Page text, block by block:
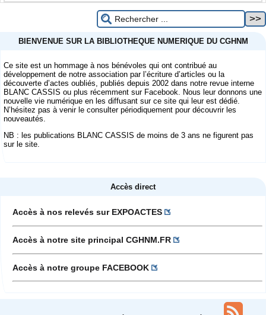
BIENVENUE SUR LA BIBLIOTHEQUE NUMERIQUE DU CGHNM
Ce site est un hommage à nos bénévoles qui ont contribué au
développement de notre association par l’écriture d’articles ou la
découverte d’actes oubliés, publiés depuis 2002 dans notre revue interne
BLANC CASSIS ou plus récemment sur Facebook. Nous leur donnons une
nouvelle vie numérique en les diffusant sur ce site qui leur est dédié.
N’hésitez pas à venir le consulter périodiquement pour découvrir les
nouveautés.
NB : les publications BLANC CASSIS de moins de 3 ans ne figurent pas
sur le site.
Accès direct
Accès à nos relevés sur EXPOACTES
Accès à notre site principal CGHNM.FR
Accès à notre groupe FACEBOOK